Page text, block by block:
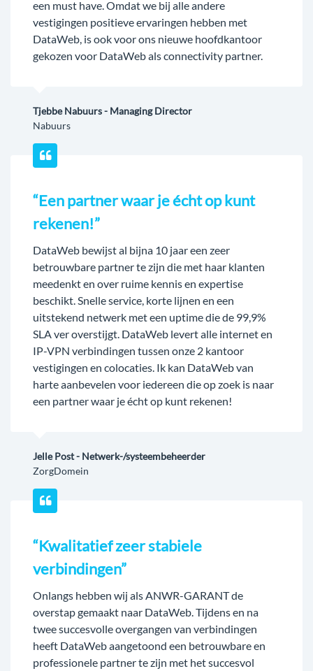
een must have. Omdat we bij alle andere
vestigingen positieve ervaringen hebben met
DataWeb, is ook voor ons nieuwe hoofdkantoor
gekozen voor DataWeb als connectivity partner.
Tjebbe Nabuurs - Managing Director
Nabuurs
“Een partner waar je écht op kunt
rekenen!”
DataWeb bewijst al bijna 10 jaar een zeer
betrouwbare partner te zijn die met haar klanten
meedenkt en over ruime kennis en expertise
beschikt. Snelle service, korte lijnen en een
uitstekend netwerk met een uptime die de 99,9%
SLA ver overstijgt. DataWeb levert alle internet en
IP-VPN verbindingen tussen onze 2 kantoor
vestigingen en colocaties. Ik kan DataWeb van
harte aanbevelen voor iedereen die op zoek is naar
een partner waar je écht op kunt rekenen!
Jelle Post - Netwerk-/systeembeheerder
ZorgDomein
“Kwalitatief zeer stabiele
verbindingen”
Onlangs hebben wij als ANWR-GARANT de
overstap gemaakt naar DataWeb. Tijdens en na
twee succesvolle overgangen van verbindingen
heeft DataWeb aangetoond een betrouwbare en
professionele partner te zijn met het succesvol